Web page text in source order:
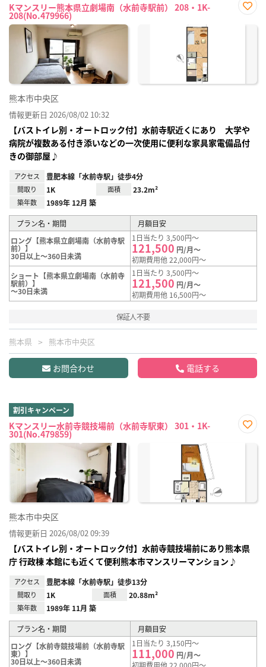
Kマンスリー熊本県立劇場南（水前寺駅前） 208・1K-
208(No.479966)
に入
熊本市中央区
情報更新日 2026/08/02 10:32
【バストイレ別・オートロック付】水前寺駅近くにあり 大学や
病院が複数ある付き添いなどの一次使用に便利な家具家電備品付
きの御部屋♪
アクセス 豊肥本線「水前寺駅」徒歩4分
間取り 1K 面積 23.2m²
築年数 1989年 12月 築
プラン名・期間
月額目安
ロング【熊本県立劇場南（水前寺駅
前）】
30日以上～360日未満
1日当たり 3,500円～
121,500 円/月～
初期費用他 22,000円～
ショート【熊本県立劇場南（水前寺
駅前）】
～30日未満
1日当たり 3,500円～
121,500 円/月～
初期費用他 16,500円～
保証人不要
熊本県 熊本市中央区
お問合わせ 電話する
割引キャンペーン
Kマンスリー水前寺競技場前（水前寺駅東） 301・1K-
301(No.479859)
に入
熊本市中央区
情報更新日 2026/08/02 09:39
【バストイレ別・オートロック付】水前寺競技場前にあり熊本県
庁 行政棟 本館にも近くて便利熊本市マンスリーマンション♪
アクセス 豊肥本線「水前寺駅」徒歩13分
間取り 1K 面積 20.88m²
築年数 1989年 11月 築
プラン名・期間
月額目安
ロング【水前寺競技場前（水前寺駅
東）】
30日以上～360日未満
1日当たり 3,150円～
111,000 円/月～
初期費用他 22,000円～